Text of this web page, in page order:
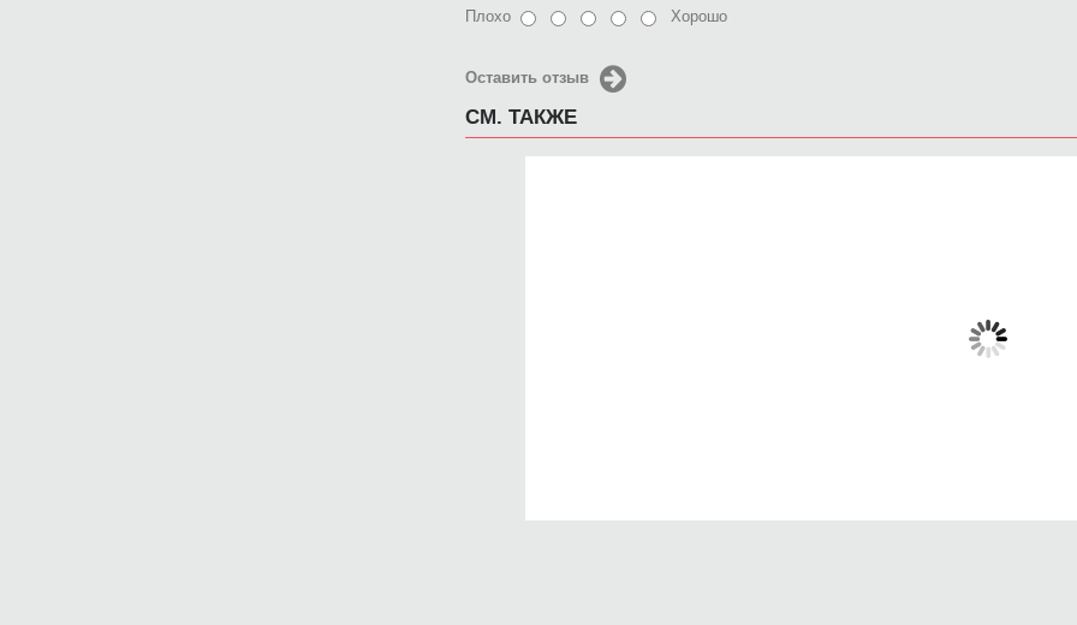
Плохо
Хорошо
Оставить отзыв
СМ. ТАКЖЕ